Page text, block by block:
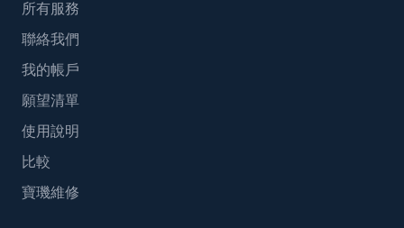
所有服務
聯絡我們
我的帳戶
願望清單
使用說明
比較
寶璣維修